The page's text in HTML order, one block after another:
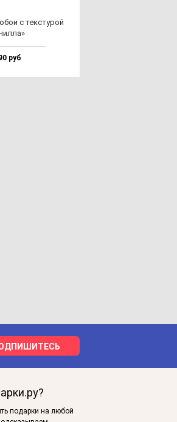
с тек­сту­рой
руб
подарки на любой